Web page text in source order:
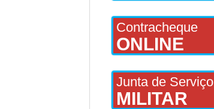
Contracheque
ONLINE
Junta de Serviço
MILITAR